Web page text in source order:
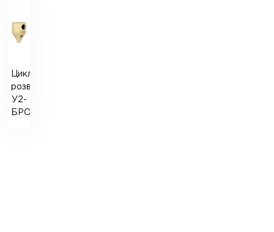
Циклони-
розвантажувачі
У2-
БРО